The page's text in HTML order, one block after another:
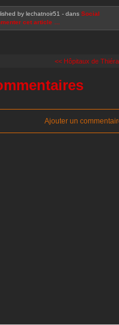
by lechatnoir51 - dans Social
cet article
<< Hôpitaux de
Ajouter un